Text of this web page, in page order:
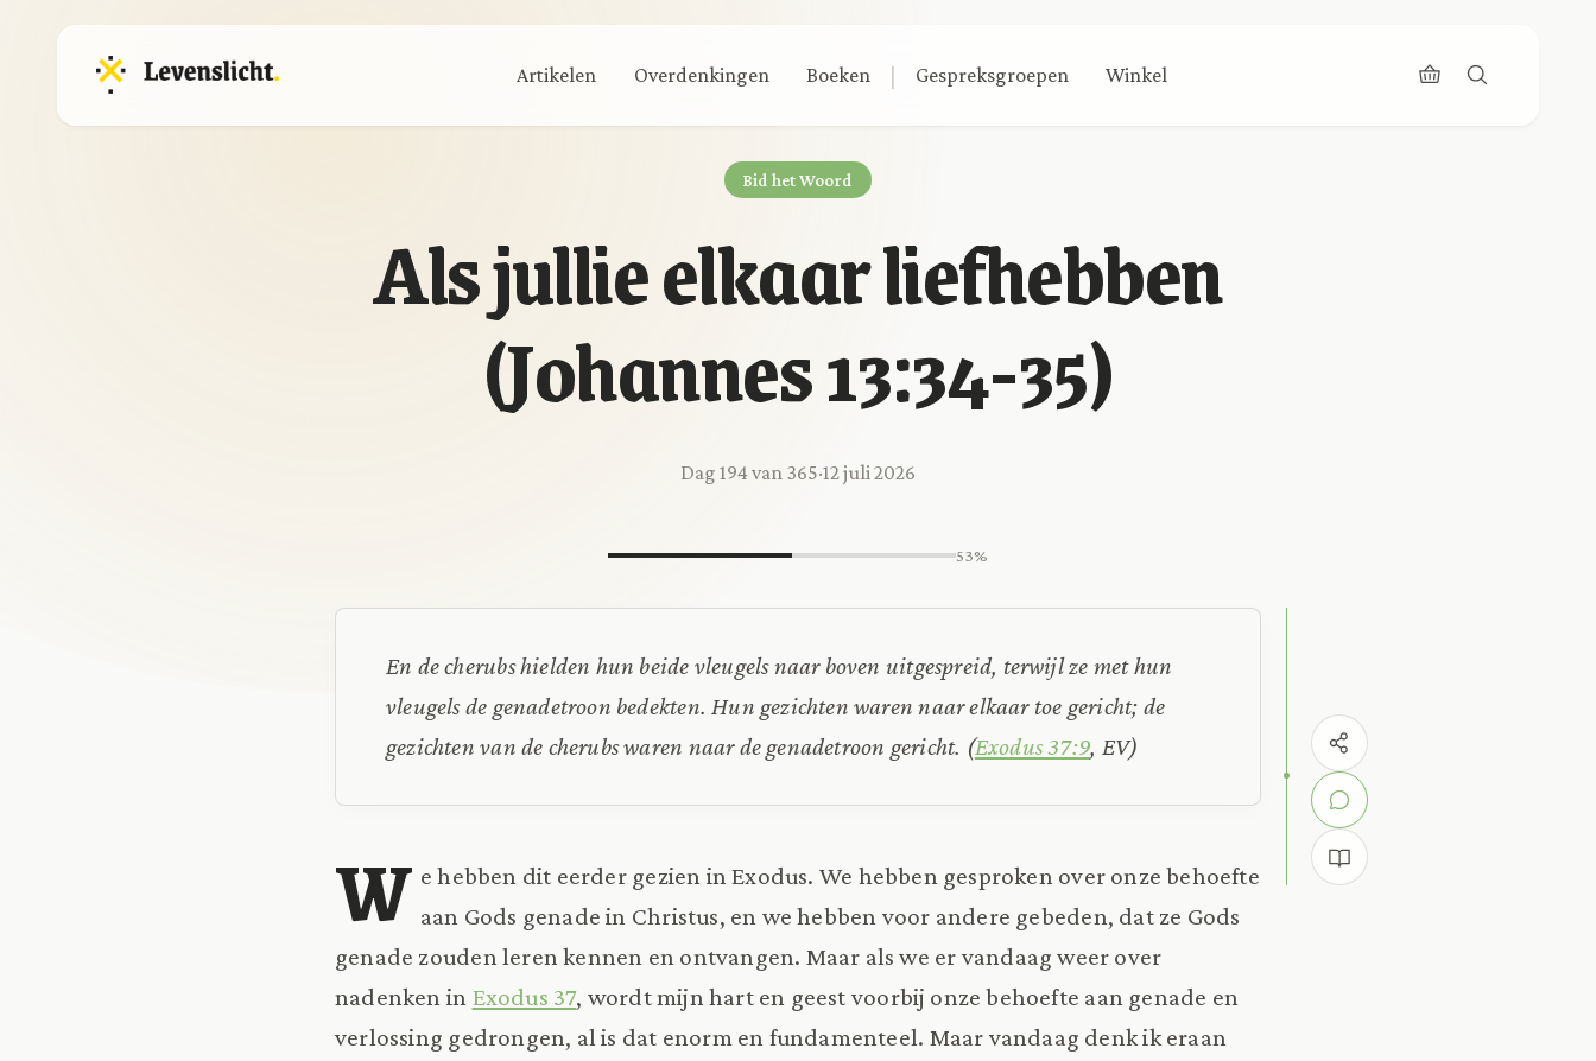
Artikelen Overdenkingen Boeken | Gespreksgroepen Winkel
Bid het Woord
Als jullie elkaar liefhebben
(Johannes 13:34-35)
Dag 194 van 365·12 juli 2026
53%
En de cherubs hielden hun beide vleugels naar boven uitgespreid, terwijl ze met hun
vleugels de genadetroon bedekten. Hun gezichten waren naar elkaar toe gericht; de
gezichten van de cherubs waren naar de genadetroon gericht. (Exodus 37:9, EV)
W e hebben dit eerder gezien in Exodus. We hebben gesproken over onze behoefte
aan Gods genade in Christus, en we hebben voor andere gebeden, dat ze Gods
genade zouden leren kennen en ontvangen. Maar als we er vandaag weer over
nadenken in Exodus 37, wordt mijn hart en geest voorbij onze behoefte aan genade en
verlossing gedrongen, al is dat enorm en fundamenteel. Maar vandaag denk ik eraan